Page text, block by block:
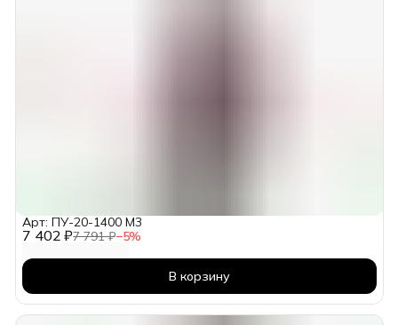
7 402 ₽7 791 ₽−5%
Арт: ПУ-20-1400 М3
В корзину